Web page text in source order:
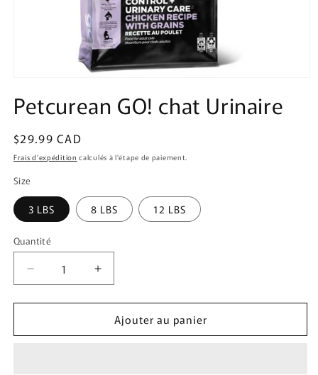
média
1
une
fenêtre
modale
Petcurean GO! chat Urinaire
Prix
habituel
$29.99 CAD
Frais d'expédition calculés à l'étape de paiement.
Size
3 LBS 8 LBS 12 LBS
Quantité
Quantité
Réduire
la
quantité
Petcurean
Augmenter
la
quantité
Petcurean
Ajouter au panier